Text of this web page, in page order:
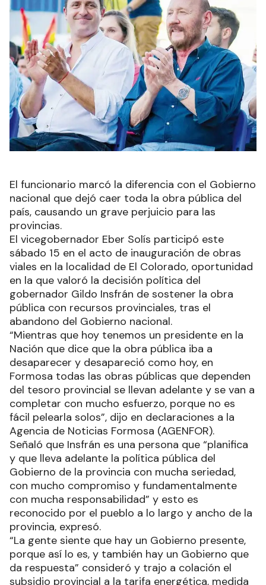
El funcionario marcó la diferencia con el Gobierno
nacional que dejó caer toda la obra pública del
país, causando un grave perjuicio para las
provincias.
El vicegobernador Eber Solís participó este
sábado 15 en el acto de inauguración de obras
viales en la localidad de El Colorado, oportunidad
en la que valoró la decisión política del
gobernador Gildo Insfrán de sostener la obra
pública con recursos provinciales, tras el
abandono del Gobierno nacional.
“Mientras que hoy tenemos un presidente en la
Nación que dice que la obra pública iba a
desaparecer y desapareció como hoy, en
Formosa todas las obras públicas que dependen
del tesoro provincial se llevan adelante y se van a
completar con mucho esfuerzo, porque no es
fácil pelearla solos”, dijo en declaraciones a la
Agencia de Noticias Formosa (AGENFOR).
Señaló que Insfrán es una persona que “planifica
y que lleva adelante la política pública del
Gobierno de la provincia con mucha seriedad,
con mucho compromiso y fundamentalmente
con mucha responsabilidad” y esto es
reconocido por el pueblo a lo largo y ancho de la
provincia, expresó.
“La gente siente que hay un Gobierno presente,
porque así lo es, y también hay un Gobierno que
da respuesta” consideró y trajo a colación el
subsidio provincial a la tarifa energética, medida